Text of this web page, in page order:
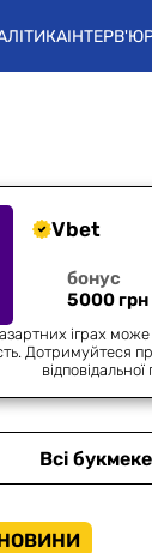
ІНТЕРВ'Ю
Vbet
бонус
5000 грн
іграх
Дотримуйтеся
відповідальної
Всі